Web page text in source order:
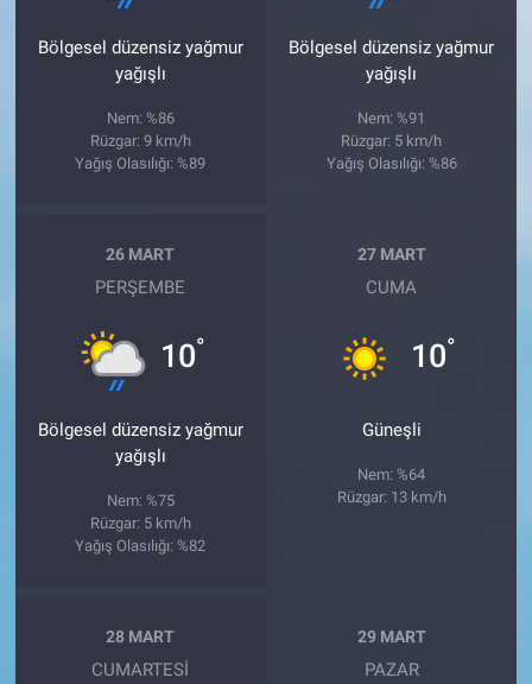
Bölgesel düzensiz yağmur
yağışlı
Nem: %86
Rüzgar: 9 km/h
Yağış Olasılığı: %89
Bölgesel düzensiz yağmur
yağışlı
Nem: %91
Rüzgar: 5 km/h
Yağış Olasılığı: %86
26 MART
PERŞEMBE
10°
Bölgesel düzensiz yağmur
yağışlı
Nem: %75
Rüzgar: 5 km/h
Yağış Olasılığı: %82
27 MART
CUMA
10°
Güneşli
Nem: %64
Rüzgar: 13 km/h
28 MART
CUMARTESI
29 MART
PAZAR